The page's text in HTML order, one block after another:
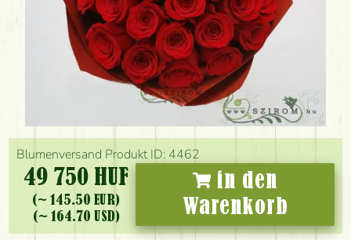
Blumenversand Produkt ID: 4462
49 750 HUF
(~ 145.50 EUR)
(~ 164.70 USD)
in den
Warenkorb